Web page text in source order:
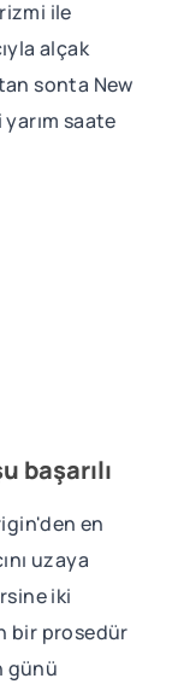
ile
alçak
sonta New
saate
başarılı
en
uzaya
iki
bir prosedür
günü